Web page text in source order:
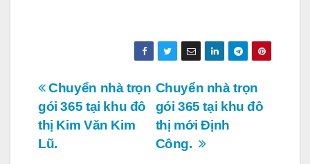
Điều
hướng
bài
Chuyển nhà trọn
gói 365 tại khu đô
thị mới Định
Công.
Chuyển nhà trọn
gói 365 tại khu đô
thị Kim Văn Kim
Lũ.